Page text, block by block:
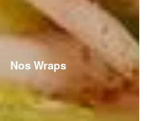
Nos Wraps